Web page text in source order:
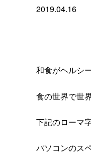
2019.04.16
和食がヘルシ
食の世界で世
下記のローマ字
パソコンのス